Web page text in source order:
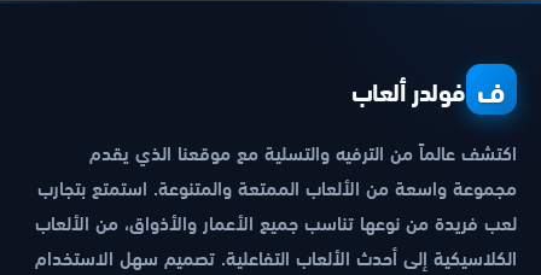
ف فولدر ألعاب
اكتشف عالماً من الترفيه والتسلية مع موقعنا الذي يقدم
مجموعة واسعة من الألعاب الممتعة والمتنوعة. استمتع بتجارب
لعب فريدة من نوعها تناسب جميع الأعمار والأذواق، من الألعاب
الكلاسيكية إلى أحدث الألعاب التفاعلية. تصميم سهل الاستخدام